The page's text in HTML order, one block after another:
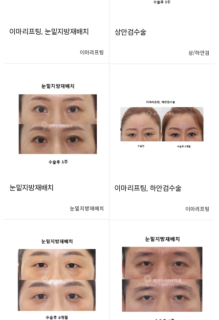
이마리프팅, 눈밑지방재배치
이마리프팅
상안검수술
상/하안검
눈밑지방재배치
눈밑지방재배치
이마리프팅, 하안검수술
이마리프팅